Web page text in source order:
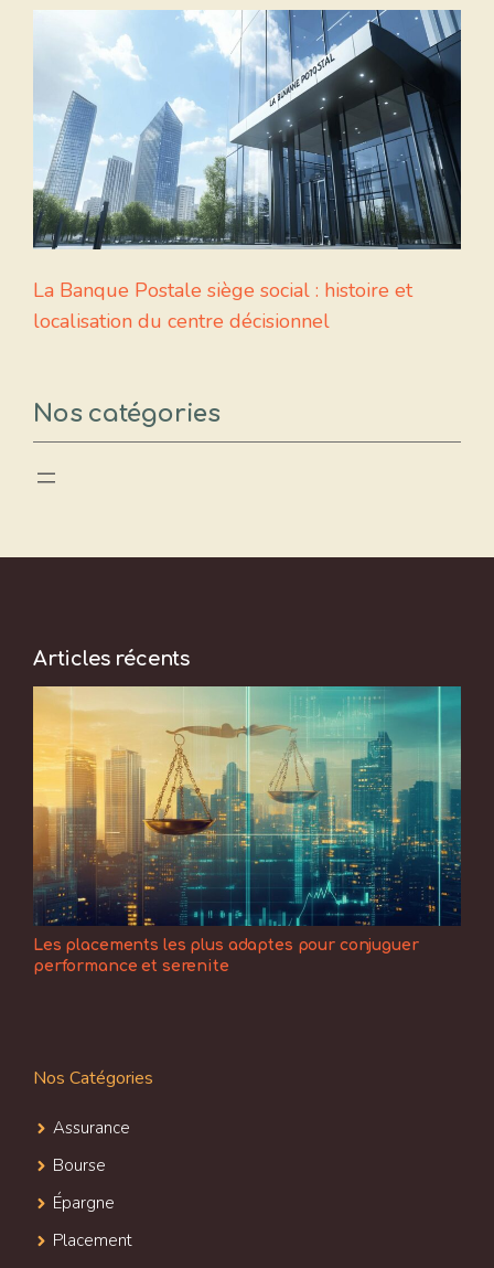
La Banque Postale siège social : histoire et
localisation du centre décisionnel
Nos catégories
Articles récents
Les placements les plus adaptes pour conjuguer
performance et serenite
Nos Catégories
Assurance
Bourse
Épargne
Placement